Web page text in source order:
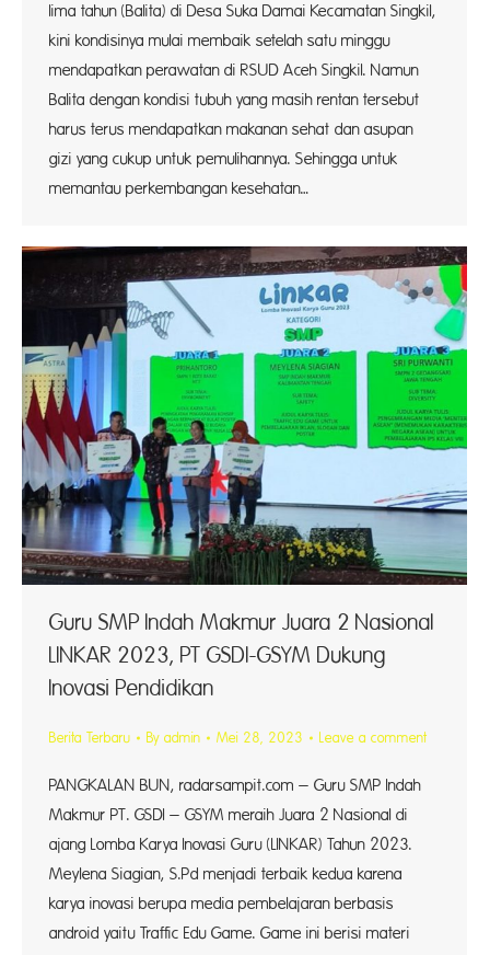
lima tahun (Balita) di Desa Suka Damai Kecamatan Singkil,
kini kondisinya mulai membaik setelah satu minggu
mendapatkan perawatan di RSUD Aceh Singkil. Namun
Balita dengan kondisi tubuh yang masih rentan tersebut
harus terus mendapatkan makanan sehat dan asupan
gizi yang cukup untuk pemulihannya. Sehingga untuk
memantau perkembangan kesehatan…
Guru SMP Indah Makmur Juara 2 Nasional
LINKAR 2023, PT GSDI-GSYM Dukung
Inovasi Pendidikan
Berita Terbaru By admin Mei 28, 2023 Leave a comment
PANGKALAN BUN, radarsampit.com – Guru SMP Indah
Makmur PT. GSDI – GSYM meraih Juara 2 Nasional di
ajang Lomba Karya Inovasi Guru (LINKAR) Tahun 2023.
Meylena Siagian, S.Pd menjadi terbaik kedua karena
karya inovasi berupa media pembelajaran berbasis
android yaitu Traffic Edu Game. Game ini berisi materi